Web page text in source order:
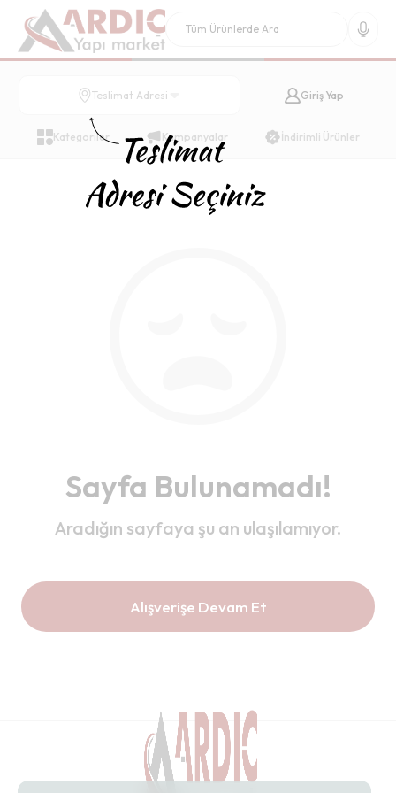
Teslimat Adresi Giriş Yap
Kategoriler Kampanyalar İndirimli Ürünler
Sayfa Bulunamadı!
Aradığın sayfaya şu an ulaşılamıyor.
Alışverişe Devam Et